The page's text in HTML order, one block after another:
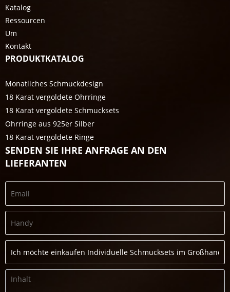
Katalog
Ressourcen
Um
Kontakt
PRODUKTKATALOG
Monatliches Schmuckdesign
18 Karat vergoldete Ohrringe
18 Karat vergoldete Schmucksets
Ohrringe aus 925er Silber
18 Karat vergoldete Ringe
SENDEN SIE IHRE ANFRAGE AN DEN
LIEFERANTEN